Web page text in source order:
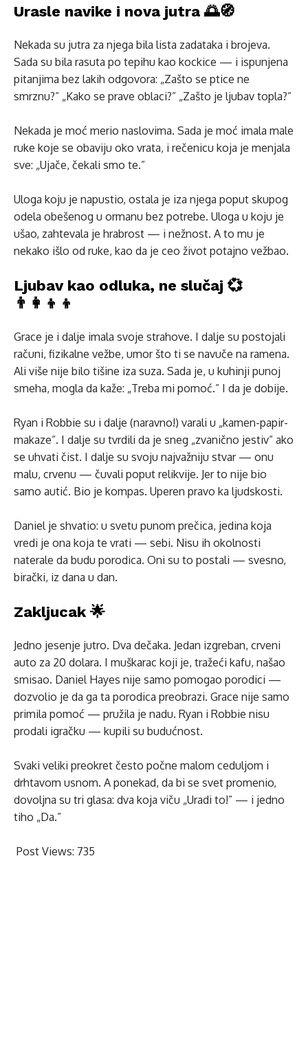
Urasle navike i nova jutra 🌅🧭
Nekada su jutra za njega bila lista zadataka i brojeva.
Sada su bila rasuta po tepihu kao kockice — i ispunjena
pitanjima bez lakih odgovora: „Zašto se ptice ne
smrznu?” „Kako se prave oblaci?” „Zašto je ljubav topla?”
Nekada je moć merio naslovima. Sada je moć imala male
ruke koje se obaviju oko vrata, i rečenicu koja je menjala
sve: „Ujače, čekali smo te.”
Uloga koju je napustio, ostala je iza njega poput skupog
odela obešenog u ormanu bez potrebe. Uloga u koju je
ušao, zahtevala je hrabrost — i nežnost. A to mu je
nekako išlo od ruke, kao da je ceo život potajno vežbao.
Ljubav kao odluka, ne slučaj 💞
👨‍👩‍👦‍👦
Grace je i dalje imala svoje strahove. I dalje su postojali
računi, fizikalne vežbe, umor što ti se navuče na ramena.
Ali više nije bilo tišine iza suza. Sada je, u kuhinji punoj
smeha, mogla da kaže: „Treba mi pomoć.” I da je dobije.
Ryan i Robbie su i dalje (naravno!) varali u „kamen-papir-
makaze”. I dalje su tvrdili da je sneg „zvanično jestiv” ako
se uhvati čist. I dalje su svoju najvažniju stvar — onu
malu, crvenu — čuvali poput relikvije. Jer to nije bio
samo autić. Bio je kompas. Uperen pravo ka ljudskosti.
Daniel je shvatio: u svetu punom prečica, jedina koja
vredi je ona koja te vrati — sebi. Nisu ih okolnosti
naterale da budu porodica. Oni su to postali — svesno,
birački, iz dana u dan.
Zakljucak 🌟
Jedno jesenje jutro. Dva dečaka. Jedan izgreban, crveni
auto za 20 dolara. I muškarac koji je, tražeći kafu, našao
smisao. Daniel Hayes nije samo pomogao porodici —
dozvolio je da ga ta porodica preobrazi. Grace nije samo
primila pomoć — pružila je nadu. Ryan i Robbie nisu
prodali igračku — kupili su budućnost.
Svaki veliki preokret često počne malom ceduljom i
drhtavom usnom. A ponekad, da bi se svet promenio,
dovoljna su tri glasa: dva koja viču „Uradi to!” — i jedno
tiho „Da.”
Post Views: 735